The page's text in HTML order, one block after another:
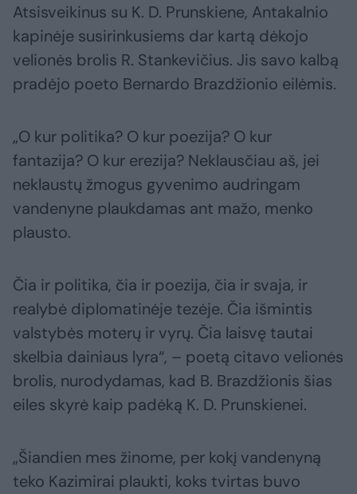
Atsisveikinus su K. D. Prunskiene, Antakalnio
kapinėje susirinkusiems dar kartą dėkojo
velionės brolis R. Stankevičius. Jis savo kalbą
pradėjo poeto Bernardo Brazdžionio eilėmis.
„O kur politika? O kur poezija? O kur
fantazija? O kur erezija? Neklausčiau aš, jei
neklaustų žmogus gyvenimo audringam
vandenyne plaukdamas ant mažo, menko
plausto.
Čia ir politika, čia ir poezija, čia ir svaja, ir
realybė diplomatinėje tezėje. Čia išmintis
valstybės moterų ir vyrų. Čia laisvę tautai
skelbia dainiaus lyra“, – poetą citavo velionės
brolis, nurodydamas, kad B. Brazdžionis šias
eiles skyrė kaip padėką K. D. Prunskienei.
„Šiandien mes žinome, per kokį vandenyną
teko Kazimirai plaukti, koks tvirtas buvo